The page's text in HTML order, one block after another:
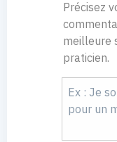
Précisez
meilleure
praticien.